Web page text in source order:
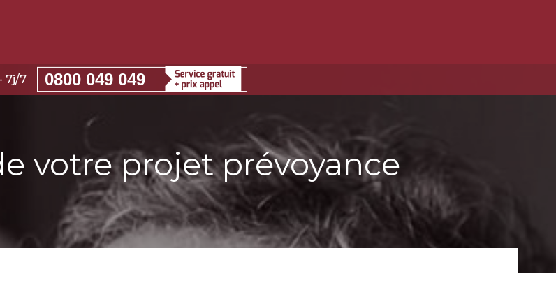
7j/7 0800 049 049
votre projet prévoyance